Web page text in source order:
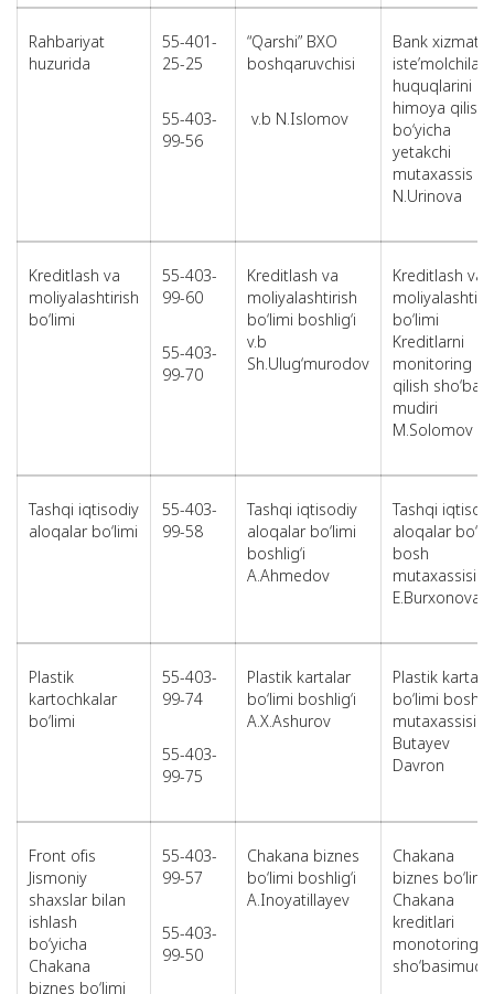
Rahbariyat
huzurida
55-401-
25-25
55-403-
99-56
“Qarshi” BXO
boshqaruvchisi
v.b N.Islomov
Bank
iste’molchilari
huquqlarini
himoya qilish
bo‘yicha
yetakchi
mutaxassis
N.Urinova
Kreditlash va
moliyalashtirish
bo‘limi
55-403-
99-60
55-403-
99-70
Kreditlash va
moliyalashtirish
bo‘limi boshlig‘i
v.b
Sh.Ulug‘murodov
Kreditlash va
bo‘limi
Kreditlarni
monitoring
qilish sho‘basi
mudiri
M.Solomov
Tashqi iqtisodiy
aloqalar bo‘limi
55-403-
99-58
Tashqi iqtisodiy
aloqalar bo‘limi
boshlig‘i
A.Ahmedov
Tashqi
aloqalar
bosh
mutaxassisi
E.Burxonova
Plastik
kartochkalar
bo‘limi
55-403-
99-74
55-403-
99-75
Plastik kartalar
bo‘limi boshlig‘i
A.X.Ashurov
Plastik
bo‘limi bosh
mutaxassisi
Butayev
Davron
Front ofis
Jismoniy
shaxslar bilan
ishlash
bo‘yicha
Chakana
biznes bo‘limi
55-403-
99-57
55-403-
99-50
Chakana biznes
bo‘limi boshlig‘i
A.Inoyatillayev
Chakana
biznes bo‘limi
Chakana
kreditlari
monotoringi